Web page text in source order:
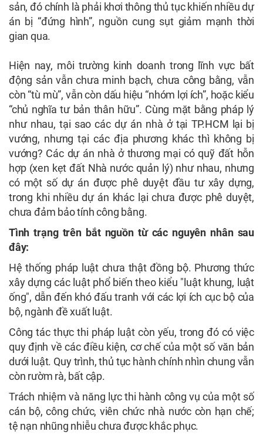
sản, đó chính là phải khơi thông thủ tục khiến nhiều dự
án bị “đứng hình”, nguồn cung sụt giảm mạnh thời
gian qua.
Hiện nay, môi trường kinh doanh trong lĩnh vực bất
động sản vẫn chưa minh bạch, chưa công bằng, vẫn
còn “tù mù”, vẫn còn dấu hiệu “nhóm lợi ích”, hoặc kiểu
“chủ nghĩa tư bản thân hữu”. Cùng mặt bằng pháp lý
như nhau, tại sao các dự án nhà ở tại TP.HCM lại bị
vướng, nhưng tại các địa phương khác thì không bị
vướng? Các dự án nhà ở thương mại có quỹ đất hỗn
hợp (xen kẹt đất Nhà nước quản lý) như nhau, nhưng
có một số dự án được phê duyệt đầu tư xây dựng,
trong khi nhiều dự án khác lại chưa được phê duyệt,
chưa đảm bảo tính công bằng.
Tình trạng trên bắt nguồn từ các nguyên nhân sau
đây:
Hệ thống pháp luật chưa thật đồng bộ. Phương thức
xây dựng các luật phổ biến theo kiểu "luật khung, luật
ống", dẫn đến khó đấu tranh với các lợi ích cục bộ của
bộ, ngành đề xuất luật.
Công tác thực thi pháp luật còn yếu, trong đó có việc
quy định về các điều kiện, cơ chế của một số văn bản
dưới luật. Quy trình, thủ tục hành chính nhìn chung vẫn
còn rườm rà, bất cập.
Trách nhiệm và năng lực thi hành công vụ của một số
cán bộ, công chức, viên chức nhà nước còn hạn chế;
tệ nạn nhũng nhiễu chưa được khắc phục.